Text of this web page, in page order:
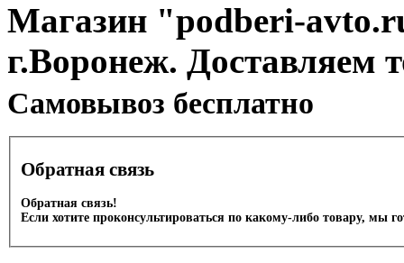
Магазин "podberi-
г.Воронеж. Доставляем
Cамовывоз бесплатно
Обратная связь
Обратная связь!
Если хотите проконсультироваться по какому-либо товару, мы